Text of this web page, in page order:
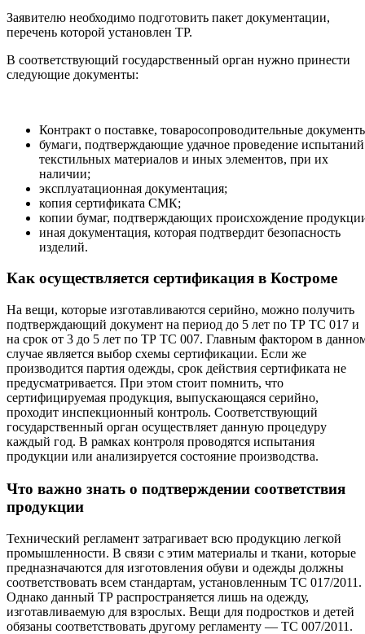
Заявителю необходимо подготовить пакет документации,
перечень которой установлен ТР.
В соответствующий государственный орган нужно принести
следующие документы:
Контракт о поставке, товаросопроводительные
бумаги, подтверждающие удачное проведение испытаний
текстильных материалов и иных элементов, при их
наличии;
эксплуатационная документация;
копия сертификата СМК;
копии бумаг, подтверждающих происхождение
иная документация, которая подтвердит безопасность
изделий.
Как осуществляется сертификация в Костроме
На вещи, которые изготавливаются серийно, можно получить
подтверждающий документ на период до 5 лет по ТР ТС 017 и
на срок от 3 до 5 лет по ТР ТС 007. Главным фактором в
случае является выбор схемы сертификации. Если же
производится партия одежды, срок действия сертификата не
предусматривается. При этом стоит помнить, что
сертифицируемая продукция, выпускающаяся серийно,
проходит инспекционный контроль. Соответствующий
государственный орган осуществляет данную процедуру
каждый год. В рамках контроля проводятся испытания
продукции или анализируется состояние производства.
Что важно знать о подтверждении соответствия
продукции
Технический регламент затрагивает всю продукцию легкой
промышленности. В связи с этим материалы и ткани, которые
предназначаются для изготовления обуви и одежды должны
соответствовать всем стандартам, установленным ТС 017/2011.
Однако данный ТР распространяется лишь на одежду,
изготавливаемую для взрослых. Вещи для подростков и детей
обязаны соответствовать другому регламенту — ТС 007/2011.